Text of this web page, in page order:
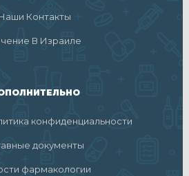
Контакты
В Израиле
конфиденциальности
документы
фармакологии